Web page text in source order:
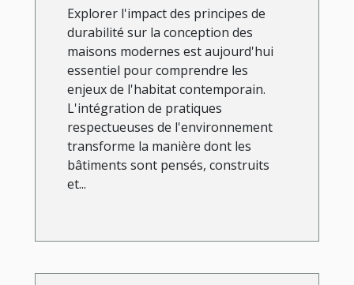
modernes ?
Explorer l'impact des principes de
durabilité sur la conception des
maisons modernes est aujourd'hui
essentiel pour comprendre les
enjeux de l'habitat contemporain.
L'intégration de pratiques
respectueuses de l'environnement
transforme la manière dont les
bâtiments sont pensés, construits
et...